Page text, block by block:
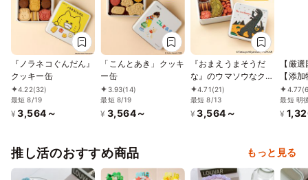
ーション かわいい お
菓子
『ノラネコぐんだん』
クッキー缶
4.22(32)
最短 8/19
¥ 3,564～
「こんとあき」クッキ
ー缶
3.93(14)
最短 8/19
¥ 3,564～
『おまえうまそうだ
な』のウマソウなクッ
キー缶
4.71(21)
最短 8/13
¥ 3,564～
【厳
【添
クッキ
紅茶ク
ー缶
4.77
最短 明
¥
推し活のおすすめ商品 もっと見る